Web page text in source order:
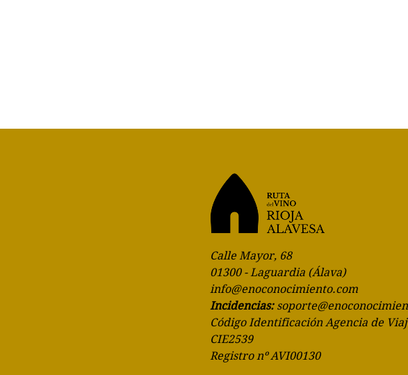
Calle Mayor, 68
01300 - Laguardia (Álava)
info@enoconocimiento.com
Incidencias:
Código Identificación Agencia de
CIE2539
Registro nº AVI00130